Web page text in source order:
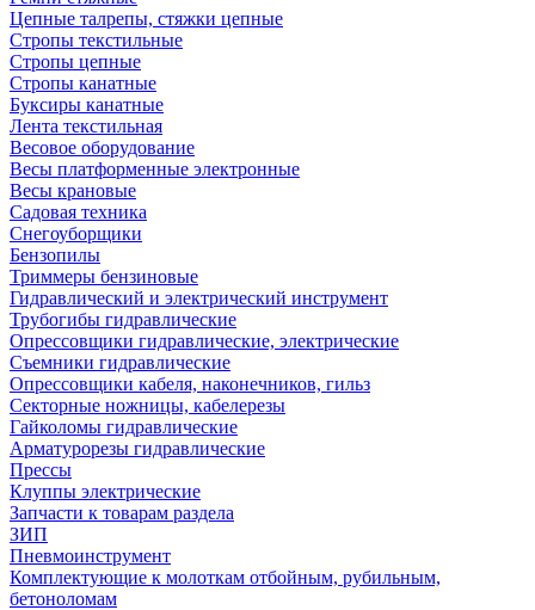
Цепные талрепы, стяжки цепные
Стропы текстильные
Стропы цепные
Стропы канатные
Буксиры канатные
Лента текстильная
Весовое оборудование
Весы платформенные электронные
Весы крановые
Садовая техника
Снегоуборщики
Бензопилы
Триммеры бензиновые
Гидравлический и электрический инструмент
Трубогибы гидравлические
Опрессовщики гидравлические, электрические
Съемники гидравлические
Опрессовщики кабеля, наконечников, гильз
Секторные ножницы, кабелерезы
Гайколомы гидравлические
Арматурорезы гидравлические
Прессы
Клуппы электрические
Запчасти к товарам раздела
ЗИП
Пневмоинструмент
Комплектующие к молоткам отбойным, рубильным,
бетоноломам